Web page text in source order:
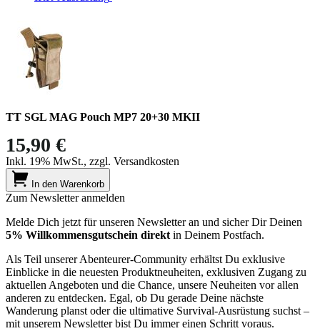
TT SGL MAG Pouch MP7 20+30 MKII
15,90 €
Inkl. 19% MwSt., zzgl. Versandkosten
In den Warenkorb
Zum Newsletter anmelden
Melde Dich jetzt für unseren Newsletter an und sicher Dir Deinen
5% Willkommensgutschein direkt in Deinem Postfach.
Als Teil unserer Abenteurer-Community erhältst Du exklusive
Einblicke in die neuesten Produktneuheiten, exklusiven Zugang zu
aktuellen Angeboten und die Chance, unsere Neuheiten vor allen
anderen zu entdecken. Egal, ob Du gerade Deine nächste
Wanderung planst oder die ultimative Survival-Ausrüstung suchst –
mit unserem Newsletter bist Du immer einen Schritt voraus.